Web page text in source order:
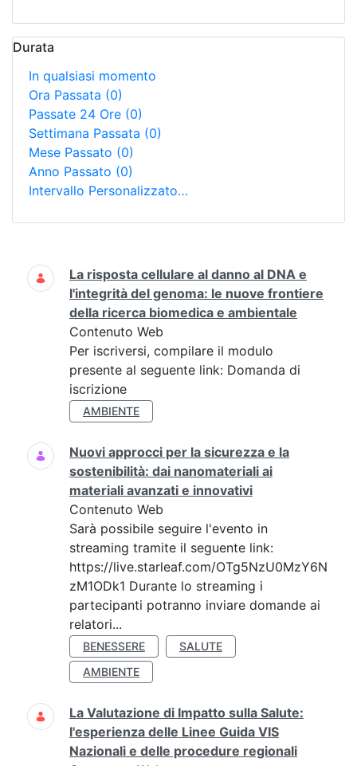
Durata
In qualsiasi momento
Ora Passata (0)
Passate 24 Ore (0)
Settimana Passata (0)
Mese Passato (0)
Anno Passato (0)
Intervallo Personalizzato…
Ricerca
La risposta cellulare al danno al DNA e
l'integrità del genoma: le nuove frontiere
della ricerca biomedica e ambientale
Contenuto Web
Per iscriversi, compilare il modulo
presente al seguente link: Domanda di
iscrizione
AMBIENTE
Nuovi approcci per la sicurezza e la
sostenibilità: dai nanomateriali ai
materiali avanzati e innovativi
Contenuto Web
Sarà possibile seguire l'evento in
streaming tramite il seguente link:
https://live.starleaf.com/OTg5NzU0MzY6N
zM1ODk1 Durante lo streaming i
partecipanti potranno inviare domande ai
relatori...
BENESSERE
SALUTE
AMBIENTE
La Valutazione di Impatto sulla Salute:
l'esperienza delle Linee Guida VIS
Nazionali e delle procedure regionali